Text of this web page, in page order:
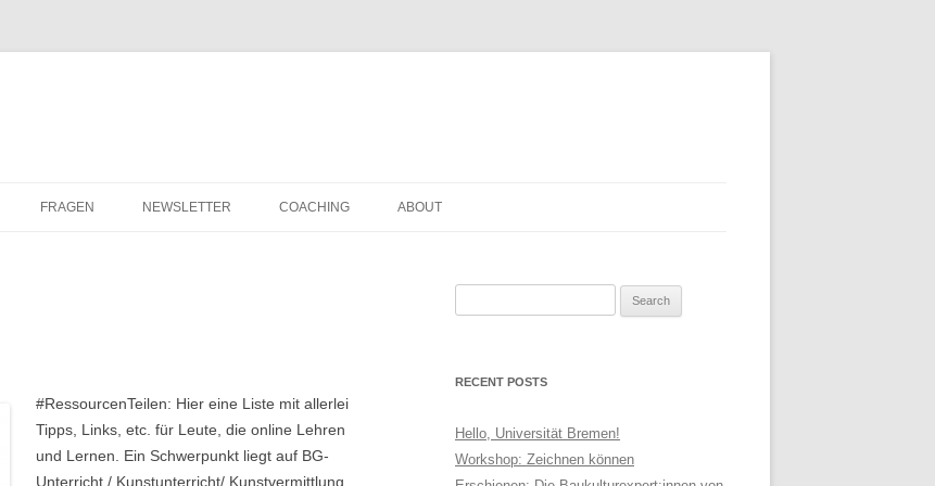
to
FRAGEN
Q&A
“ALTE” UND “NEUE” TECHNIKEN
IM KUNSTUNTERRICHT–
NEWSLETTER COACHING ABOUT
#RessourcenTeilen: Hier eine Liste mit allerlei
Tipps, Links, etc. für Leute, die online Lehren
und Lernen. Ein Schwerpunkt liegt auf BG-
Unterricht / Kunstunterricht/ Kunstvermittlung.
RECENT POSTS
Hello, Universität Bremen!
Workshop: Zeichnen können